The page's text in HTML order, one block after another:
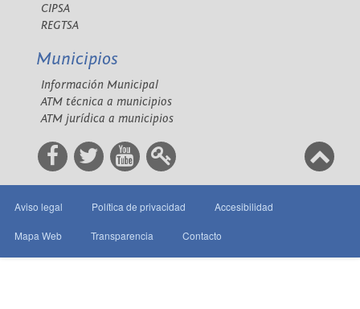
CIPSA
REGTSA
Municipios
Información Municipal
ATM técnica a municipios
ATM jurídica a municipios
Aviso legal Política de privacidad Accesibilidad
Mapa Web Transparencia Contacto